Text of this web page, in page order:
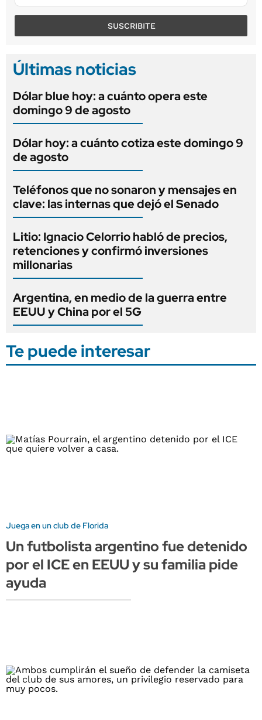
SUSCRIBITE
Últimas noticias
Dólar blue hoy: a cuánto opera este
domingo 9 de agosto
Dólar hoy: a cuánto cotiza este domingo 9
de agosto
Teléfonos que no sonaron y mensajes en
clave: las internas que dejó el Senado
Litio: Ignacio Celorrio habló de precios,
retenciones y confirmó inversiones
millonarias
Argentina, en medio de la guerra entre
EEUU y China por el 5G
Te puede interesar
Juega en un club de Florida
Un futbolista argentino fue detenido
por el ICE en EEUU y su familia pide
ayuda